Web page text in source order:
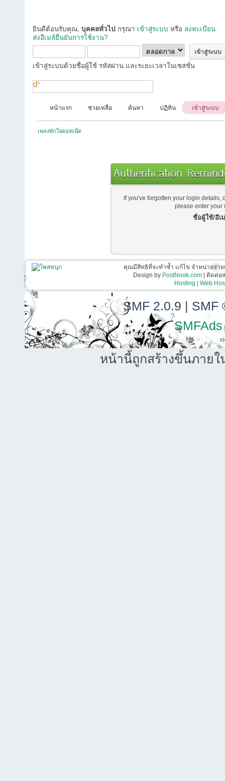
ยินดีต้อนรับคุณ, บุคคลทั่วไป กรุณา เข้าสู่ระบบ หรือ ลงทะเบียน
ส่งอีเมล์ยืนยันการใช้งาน?
เข้าสู่ระบบด้วยชื่อผู้ใช้ รหัสผ่าน และระยะเวลาในเซสชั่น
หน้าแรก ช่วยเหลือ ค้นหา ปฏิทิน เข้าสู่ระบบ
เพลงพักใจดอทเน็ต
Authentication
If you've forgotten your login details,
please enter your
ชื่อผู้ใช้/อีเ
คุณมีสิทธิที่จะทำซ้ำ แก้ไข จำหน่ายจ่า
Design by PostNook.com| ติดต่อส
Hosting | Web
SMF 2.0.9 | SMF
SMFAds
หน้านี้ถูกสร้างขึ้นภายใ